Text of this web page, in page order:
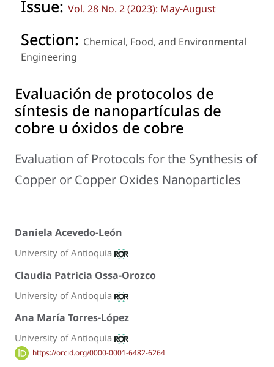
Issue: Vol. 28 No. 2 (2023): May-August
Section: Chemical, Food, and Environmental
Engineering
Evaluación de protocolos de
síntesis de nanopartículas de
cobre u óxidos de cobre
Evaluation of Protocols for the Synthesis of
Copper or Copper Oxides Nanoparticles
Daniela Acevedo-León
University of Antioquia
Claudia Patricia Ossa-Orozco
University of Antioquia
Ana María Torres-López
University of Antioquia
https://orcid.org/0000-0001-6482-6264